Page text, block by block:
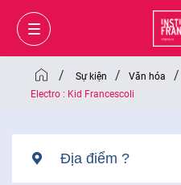
/ Sự kiện / Văn hóa /
Electro : Kid Francescoli